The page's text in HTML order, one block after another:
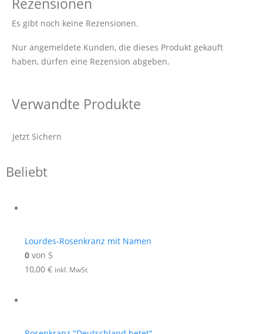
Es gibt noch keine Rezensionen.
Nur angemeldete Kunden, die dieses Produkt gekauft
haben, dürfen eine Rezension abgeben.
Verwandte Produkte
Jetzt Sichern
Beliebt
Lourdes-Rosenkranz mit Namen
0 von 5
10,00 € inkl. MwSt